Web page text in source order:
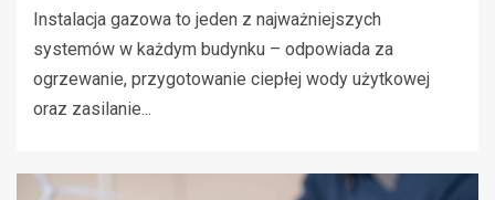
Instalacja gazowa to jeden z najważniejszych
systemów w każdym budynku – odpowiada za
ogrzewanie, przygotowanie ciepłej wody użytkowej
oraz zasilanie...